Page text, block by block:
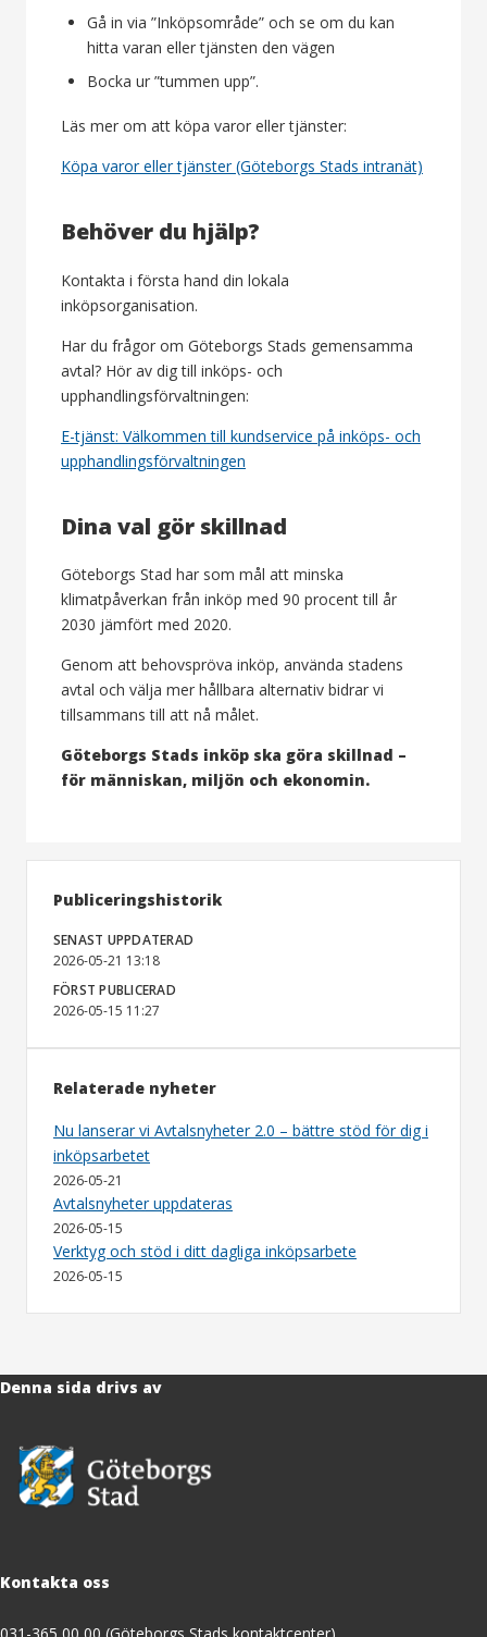
Gå in via ”Inköpsområde” och se om du kan
hitta varan eller tjänsten den vägen
Bocka ur ”tummen upp”.
Läs mer om att köpa varor eller tjänster:
Köpa varor eller tjänster (Göteborgs Stads intranät)
Behöver du hjälp?
Kontakta i första hand din lokala
inköpsorganisation.
Har du frågor om Göteborgs Stads gemensamma
avtal? Hör av dig till inköps- och
upphandlingsförvaltningen:
E-tjänst: Välkommen till kundservice på inköps- och
upphandlingsförvaltningen
Dina val gör skillnad
Göteborgs Stad har som mål att minska
klimatpåverkan från inköp med 90 procent till år
2030 jämfört med 2020.
Genom att behovspröva inköp, använda stadens
avtal och välja mer hållbara alternativ bidrar vi
tillsammans till att nå målet.
Göteborgs Stads inköp ska göra skillnad –
för människan, miljön och ekonomin.
Publiceringshistorik
SENAST UPPDATERAD
2026-05-21 13:18
FÖRST PUBLICERAD
2026-05-15 11:27
Relaterade nyheter
Nu lanserar vi Avtalsnyheter 2.0 – bättre stöd för dig i
inköpsarbetet
2026-05-21
Avtalsnyheter uppdateras
2026-05-15
Verktyg och stöd i ditt dagliga inköpsarbete
2026-05-15
Denna sida drivs av
Kontakta oss